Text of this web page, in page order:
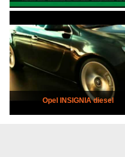
Opel INSIGNIA diesel